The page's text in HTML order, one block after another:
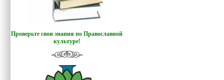
Проверьте свои знания по Православной
культуре!